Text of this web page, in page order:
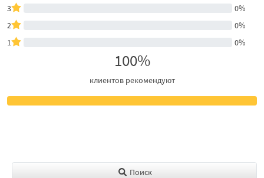
3
0%
2
0%
1
0%
100%
клиентов рекомендуют
Поиск